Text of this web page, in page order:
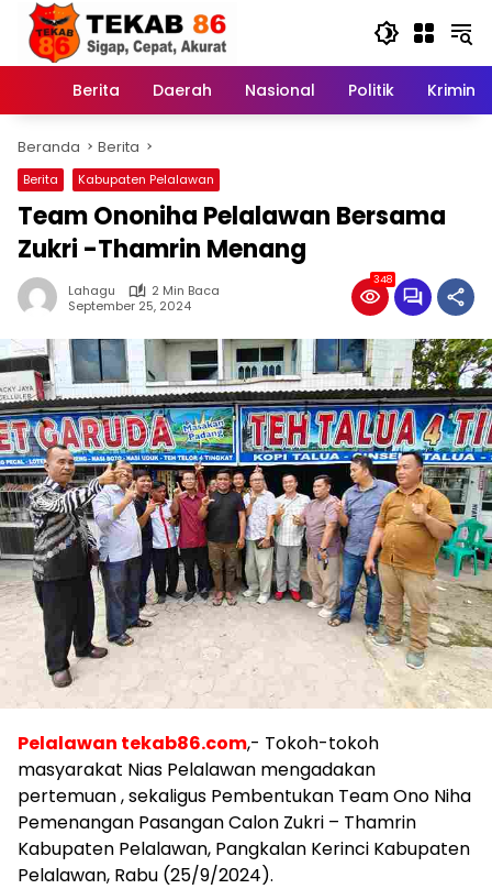
Langsung
konten
Home
Berita Daerah Nasional Politik Kriminal
Beranda Berita
Berita Kabupaten Pelalawan
Team Ononiha Pelalawan Bersama
Zukri -Thamrin Menang
Lahagu
2 Min Baca
September 25, 2024
348
Pelalawan tekab86.com,- Tokoh-tokoh
masyarakat Nias Pelalawan mengadakan
pertemuan , sekaligus Pembentukan Team Ono Niha
Pemenangan Pasangan Calon Zukri – Thamrin
Kabupaten Pelalawan, Pangkalan Kerinci Kabupaten
Pelalawan, Rabu (25/9/2024).